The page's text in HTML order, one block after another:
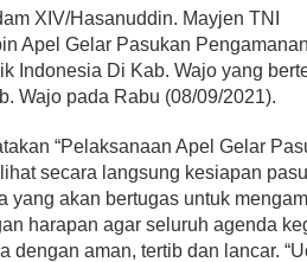
XIV/Hasanuddin. Mayjen TNI
Apel Gelar Pasukan
Indonesia Di Kab. Wajo yang
Wajo pada Rabu (08/09/2021).
“Pelaksanaan Apel Gelar
secara langsung kesiapan
yang akan bertugas untuk
harapan agar seluruh agenda
dengan aman, tertib dan lancar.